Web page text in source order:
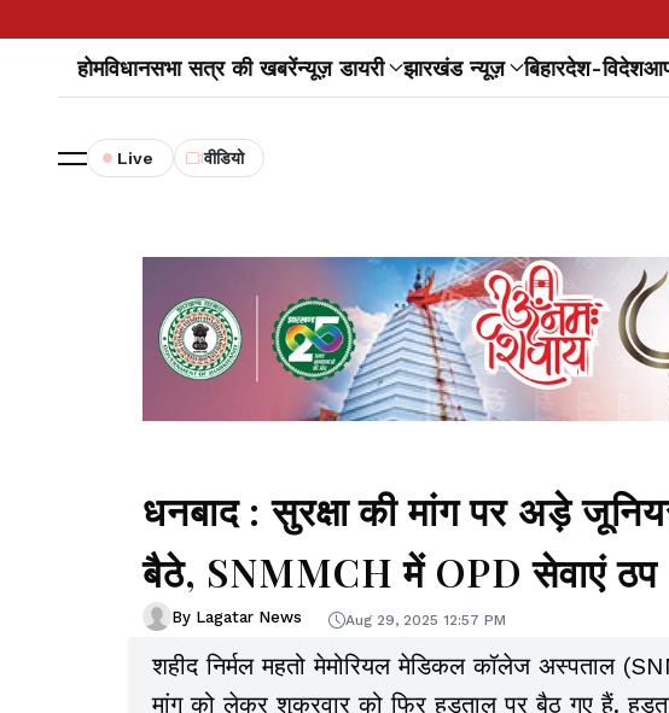
होमविधानसभा सत्र की खबरेंन्यूज़ डायरी झारखंड न्यूज़ बिहारदेश-विदेश
Live वीडियो
धनबाद : सुरक्षा की मांग पर अड़े
बैठे, SNMMCH में OPD सेवाएं ठप
By Lagatar News Aug 29, 2025 12:57 PM
शहीद निर्मल महतो मेमोरियल मेडिकल कॉलेज अस्पताल
मांग को लेकर शुक्रवार को फिर हड़ताल पर बैठ गए हैं.